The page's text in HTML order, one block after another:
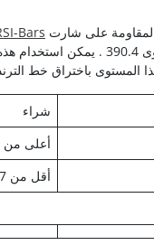
المقاومة على شارت Bars
الممكن تطابق الزخم عند
شراء
أعلى من 390.4
أقل من 381.7